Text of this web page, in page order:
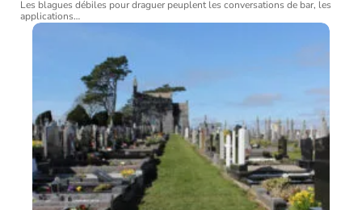
Les blagues débiles pour draguer peuplent les conversations de bar, les
applications…